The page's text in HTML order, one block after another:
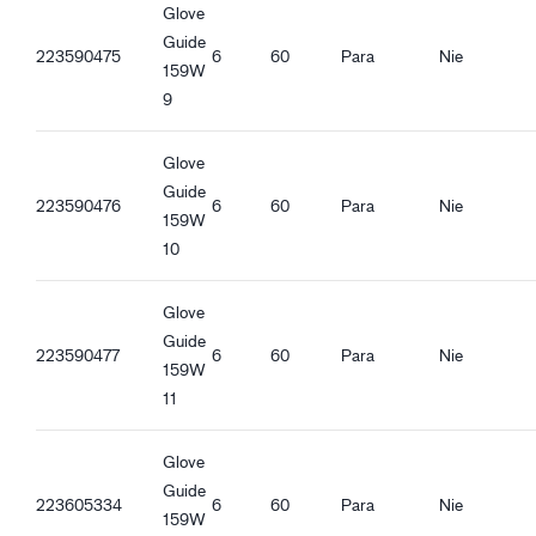
Zgodność z REACH
Cechy ergonomiczne
Funkcja umożliwiająca wskazywanie na ekranie
Materiał Hi-Vis
Dobra chwytliwość w stanie suchym
Dobra chwytliwość w stanie mokrym
Dobra chwytliwość śniegu i lodu
223590475
Glove
Guide
159W
9
6 60 Para Nie
223590476
Glove
Guide
159W
10
6 60 Para Nie
223590477
Glove
Guide
159W
11
6 60 Para Nie
223605334
Glove
Guide
159W
6 60 Para Nie